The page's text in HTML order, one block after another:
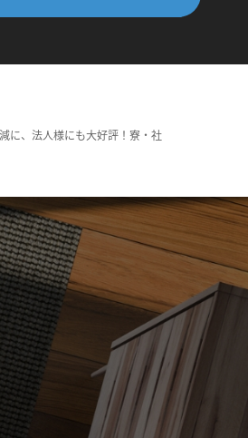
に、法人様にも大好評！寮・社